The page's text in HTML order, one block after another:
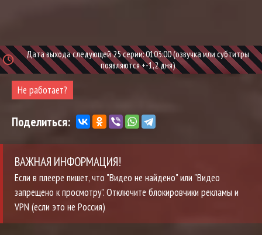
Дата выхода следующей 25 серии: 0103:00 (озвучка или субтитры
появляются +-1,2 дня)
Не работает?
Поделиться:
ВАЖНАЯ ИНФОРМАЦИЯ!
Если в плеере пишет, что "Видео не найдено" или "Видео
запрещено к просмотру". Отключите блокировчики рекламы и
VPN (если это не Россия)